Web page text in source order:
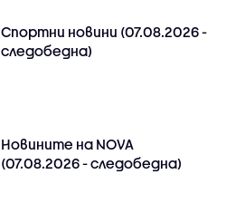
Спортни новини (07.08.2026 -
следобедна)
Новините на NOVA
(07.08.2026 - следобедна)